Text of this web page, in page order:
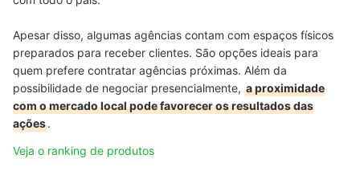
Apesar disso, algumas agências contam com espaços físicos
preparados para receber clientes. São opções ideais para
quem prefere contratar agências próximas. Além da
possibilidade de negociar presencialmente, a proximidade
com o mercado local pode favorecer os resultados das
ações.
Veja o ranking de produtos